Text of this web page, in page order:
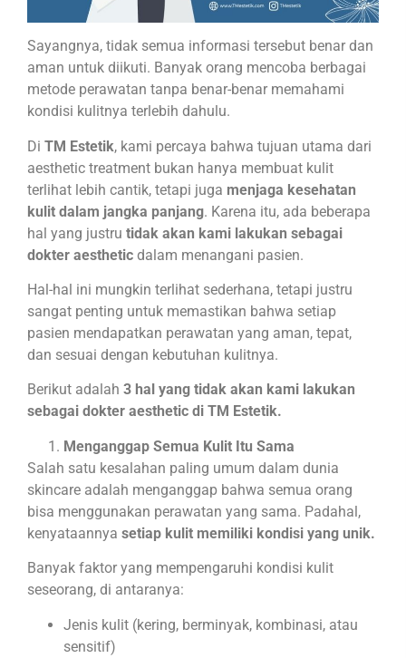
Sayangnya, tidak semua informasi tersebut benar dan
aman untuk diikuti. Banyak orang mencoba berbagai
metode perawatan tanpa benar-benar memahami
kondisi kulitnya terlebih dahulu.
Di TM Estetik, kami percaya bahwa tujuan utama dari
aesthetic treatment bukan hanya membuat kulit
terlihat lebih cantik, tetapi juga menjaga kesehatan
kulit dalam jangka panjang. Karena itu, ada beberapa
hal yang justru tidak akan kami lakukan sebagai
dokter aesthetic dalam menangani pasien.
Hal-hal ini mungkin terlihat sederhana, tetapi justru
sangat penting untuk memastikan bahwa setiap
pasien mendapatkan perawatan yang aman, tepat,
dan sesuai dengan kebutuhan kulitnya.
Berikut adalah 3 hal yang tidak akan kami lakukan
sebagai dokter aesthetic di TM Estetik.
Menganggap Semua Kulit Itu Sama
Salah satu kesalahan paling umum dalam dunia
skincare adalah menganggap bahwa semua orang
bisa menggunakan perawatan yang sama. Padahal,
kenyataannya setiap kulit memiliki kondisi yang unik.
Banyak faktor yang mempengaruhi kondisi kulit
seseorang, di antaranya:
Jenis kulit (kering, berminyak, kombinasi, atau
sensitif)